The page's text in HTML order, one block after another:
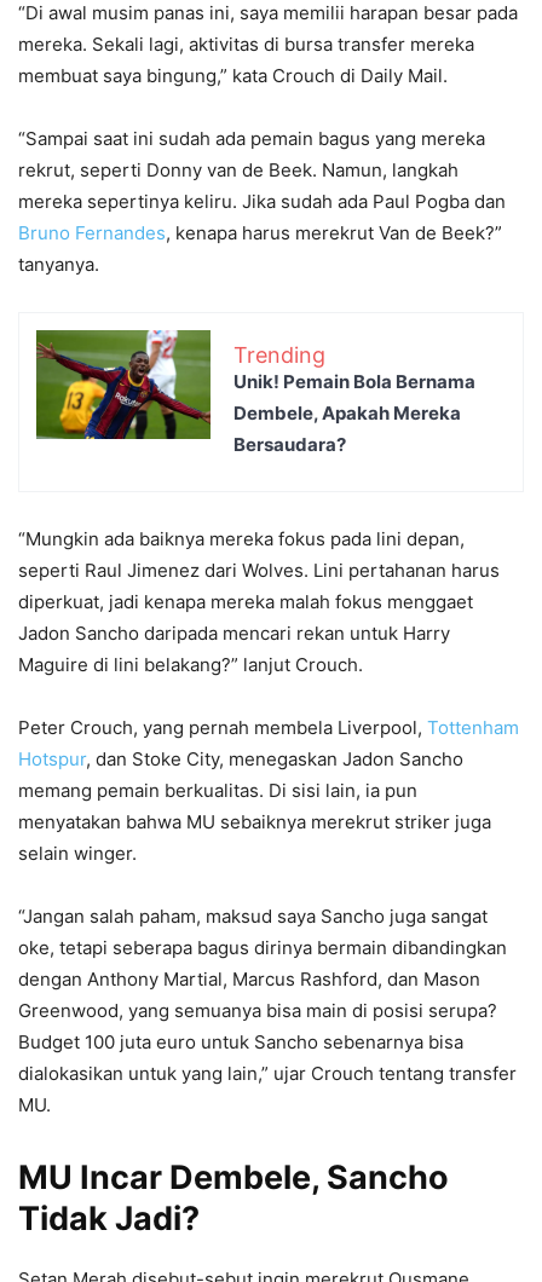
“Di awal musim panas ini, saya memilii harapan besar pada
mereka. Sekali lagi, aktivitas di bursa transfer mereka
membuat saya bingung,” kata Crouch di Daily Mail.
“Sampai saat ini sudah ada pemain bagus yang mereka
rekrut, seperti Donny van de Beek. Namun, langkah
mereka sepertinya keliru. Jika sudah ada Paul Pogba dan
Bruno Fernandes, kenapa harus merekrut Van de Beek?”
tanyanya.
Trending
Unik! Pemain Bola Bernama
Dembele, Apakah Mereka
Bersaudara?
“Mungkin ada baiknya mereka fokus pada lini depan,
seperti Raul Jimenez dari Wolves. Lini pertahanan harus
diperkuat, jadi kenapa mereka malah fokus menggaet
Jadon Sancho daripada mencari rekan untuk Harry
Maguire di lini belakang?” lanjut Crouch.
Peter Crouch, yang pernah membela Liverpool, Tottenham
Hotspur, dan Stoke City, menegaskan Jadon Sancho
memang pemain berkualitas. Di sisi lain, ia pun
menyatakan bahwa MU sebaiknya merekrut striker juga
selain winger.
“Jangan salah paham, maksud saya Sancho juga sangat
oke, tetapi seberapa bagus dirinya bermain dibandingkan
dengan Anthony Martial, Marcus Rashford, dan Mason
Greenwood, yang semuanya bisa main di posisi serupa?
Budget 100 juta euro untuk Sancho sebenarnya bisa
dialokasikan untuk yang lain,” ujar Crouch tentang transfer
MU.
MU Incar Dembele, Sancho
Tidak Jadi?